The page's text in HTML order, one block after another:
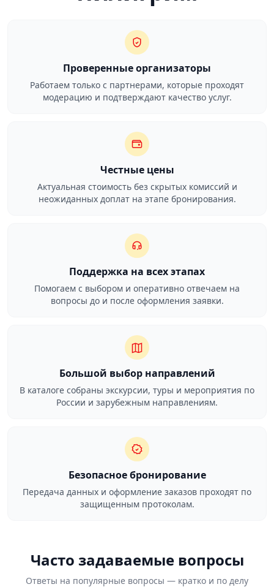
Проверенные организаторы
Работаем только с партнерами, которые проходят
модерацию и подтверждают качество услуг.
Честные цены
Актуальная стоимость без скрытых комиссий и
неожиданных доплат на этапе бронирования.
Поддержка на всех этапах
Помогаем с выбором и оперативно отвечаем на
вопросы до и после оформления заявки.
Большой выбор направлений
В каталоге собраны экскурсии, туры и мероприятия по
России и зарубежным направлениям.
Безопасное бронирование
Передача данных и оформление заказов проходят по
защищенным протоколам.
Часто задаваемые вопросы
Ответы на популярные вопросы — кратко и по делу